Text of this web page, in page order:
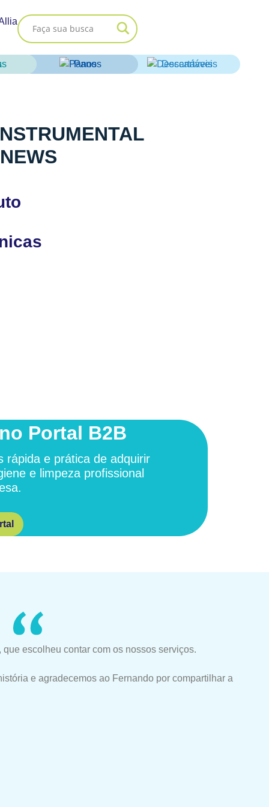
Panos Descartáveis
Portal B2B
rápida e prática de adquirir
e limpeza profissional
escolheu contar com os nossos serviços.
e agradecemos ao Fernando por compartilhar a